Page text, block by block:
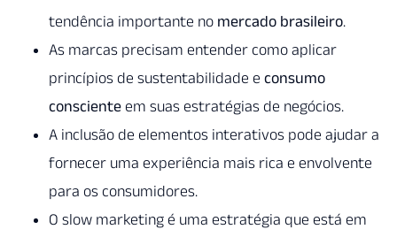
tendência importante no mercado brasileiro.
As marcas precisam entender como aplicar
princípios de sustentabilidade e consumo
consciente em suas estratégias de negócios.
A inclusão de elementos interativos pode ajudar a
fornecer uma experiência mais rica e envolvente
para os consumidores.
O slow marketing é uma estratégia que está em